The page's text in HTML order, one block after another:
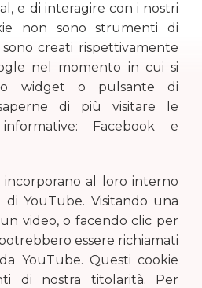
e di interagire con i nostri
non sono strumenti di
creati rispettivamente
nel momento in cui si
widget o pulsante di
di più visitare le
Facebook e
al loro interno
YouTube. Visitando una
video, o facendo clic per
essere richiamati
YouTube. Questi cookie
di nostra titolarità. Per